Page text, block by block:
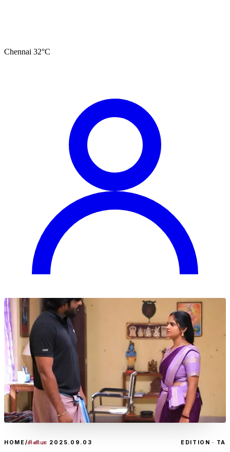
Chennai 32°C
HOME/சினிமா 2025.09.03 EDITION · TA